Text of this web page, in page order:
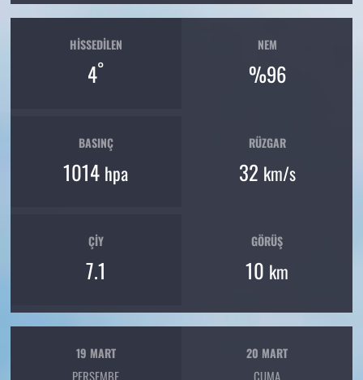
HISSEDILEN
4°
NEM
%96
BASINÇ
1014 hpa
RÜZGAR
32 km/s
ÇIY
7.1
GÖRÜŞ
10 km
19 MART
PERŞEMBE
20 MART
CUMA